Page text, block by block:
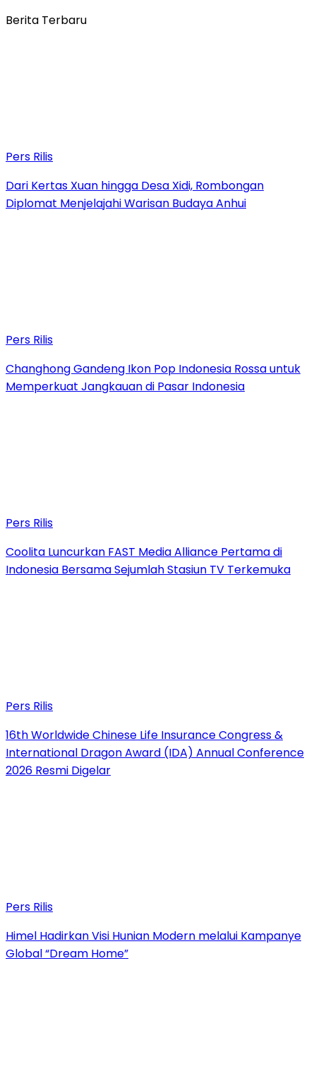
Berita Terbaru
Pers Rilis
Dari Kertas Xuan hingga Desa Xidi, Rombongan
Diplomat Menjelajahi Warisan Budaya Anhui
Pers Rilis
Changhong Gandeng Ikon Pop Indonesia Rossa untuk
Memperkuat Jangkauan di Pasar Indonesia
Pers Rilis
Coolita Luncurkan FAST Media Alliance Pertama di
Indonesia Bersama Sejumlah Stasiun TV Terkemuka
Pers Rilis
16th Worldwide Chinese Life Insurance Congress &
International Dragon Award (IDA) Annual Conference
2026 Resmi Digelar
Pers Rilis
Himel Hadirkan Visi Hunian Modern melalui Kampanye
Global “Dream Home”